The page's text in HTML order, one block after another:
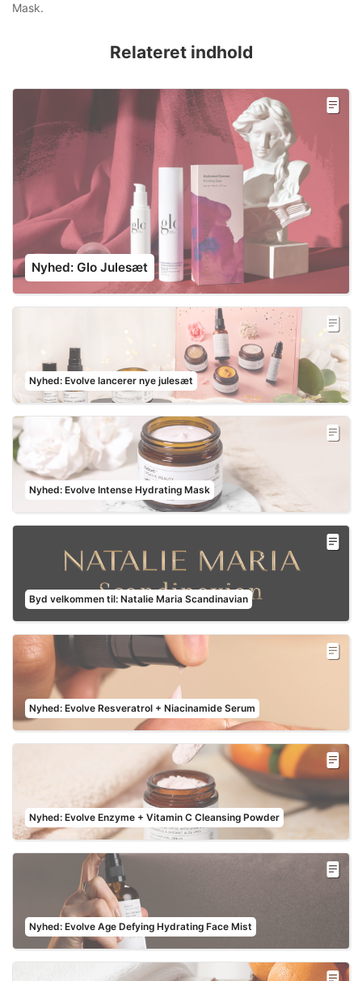
Mask.
Relateret indhold
Nyhed: Glo Julesæt
Nyhed: Evolve lancerer nye julesæt
Nyhed: Evolve Intense Hydrating Mask
Byd velkommen til: Natalie Maria Scandinavian
Nyhed: Evolve Resveratrol + Niacinamide Serum
Nyhed: Evolve Enzyme + Vitamin C Cleansing Powder
Nyhed: Evolve Age Defying Hydrating Face Mist